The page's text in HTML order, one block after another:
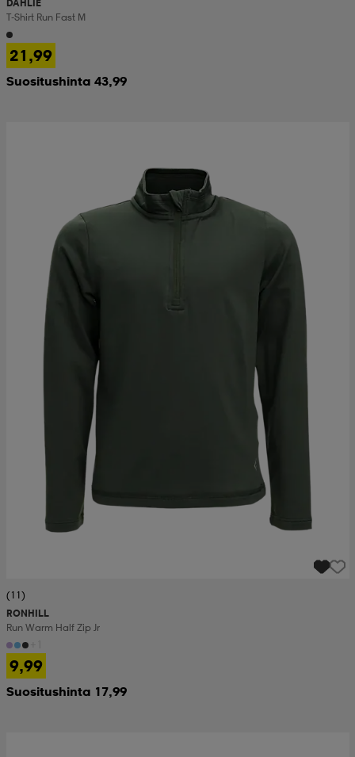
DAHLIE
T-Shirt Run Fast M
21,99
Suositushinta 43,99
(11)
RONHILL
Run Warm Half Zip Jr
9,99
Suositushinta 17,99